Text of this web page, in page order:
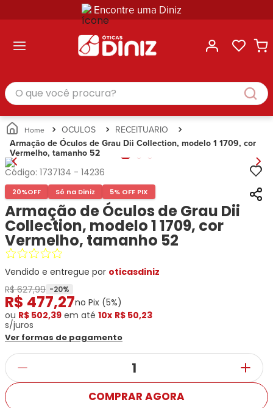
Encontre uma Diniz
Masculino
Feminino
Infantil
Unissex
Busque
Por
Marcas
Ana
Hickmann
Bulget
Miu-
Miu
Guess
Lacoste
Ray-
Ban
Todas
as
Marcas
Marcas
Exclusivas
Dii
Collection
Categorias
Masculino
Feminino
Infantil
Unissex
Busque
Por
Marcas
Ray-
Ban
Prada
Ana
Hickmann
Tecnol
Miu-
Miu
Polaroid
Vogue
Todas
as
Marcas
Marcas
Exclusivas
Correntes
para
Óculos
Estojos
para
Óculos
Soluções
e
Cuidados
Busque
Ray-
Ban
Prada
Exchange
Tommy
Hilfiger
Ana
Hickmann
Guess
Speedo
Atittude
Bulget
Todas
as
Marcas
Marcas
Exclusivas
Dii
Categoria
Armações
de Óculos
Óculos
de Sol
Corrente
para
Estojo
para
Óculos
Gênero
Masculino
Feminino
Infantil
Unissex
Marcas
Exclusivas
Dii
Collection
DNZ
Hit
Ono
O que você procura?
OCULOS
RECEITUARIO
Armação de Óculos de Grau Dii Collection, modelo 1 1709, cor
Vermelho, tamanho 52
Código: 1737134 - 14236
20%OFF Só na Diniz 5% OFF PIX
Armação de Óculos de Grau Dii
Collection, modelo 1 1709, cor
Vermelho, tamanho 52
Vendido e entregue por oticasdiniz
R$ 627,99 -20%
R$ 477,27no Pix (5%)
ou R$ 502,39 em até 10x R$ 50,23
s/juros
Ver formas de pagamento
COMPRAR AGORA